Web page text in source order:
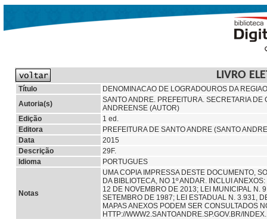
LIVRO
Título
DENOMINACAO DE LOGRADOUROS DA
Autoria(s)
SANTO ANDRE. PREFEITURA. SECRETARIA
ANDREENSE (AUTOR)
Edição
1 ed.
Editora
PREFEITURA DE SANTO ANDRE (SANTO
Data
2015
Descrição
29F.
Idioma
PORTUGUES
Notas
UMA COPIA IMPRESSA DESTE DOCUMENTO,
DA BIBLIOTECA, NO 1º ANDAR. INCLUI
12 DE NOVEMBRO DE 2013; LEI MUNICIPAL N.
SETEMBRO DE 1987; LEI ESTADUAL N. 3.931,
MAPAS ANEXOS PODEM SER CONSULTADOS
HTTP://WWW2.SANTOANDRE.SP.GOV.BR/